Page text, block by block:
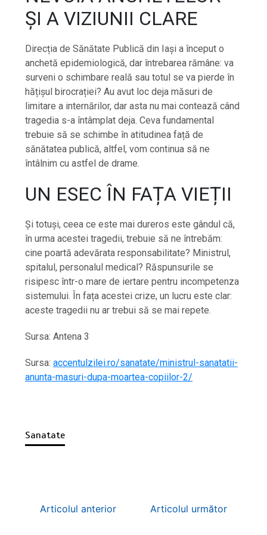
ȘI A VIZIUNII CLARE
Direcția de Sănătate Publică din Iași a început o
anchetă epidemiologică, dar întrebarea rămâne: va
surveni o schimbare reală sau totul se va pierde în
hățișul birocrației? Au avut loc deja măsuri de
limitare a internărilor, dar asta nu mai contează când
tragedia s-a întâmplat deja. Ceva fundamental
trebuie să se schimbe în atitudinea față de
sănătatea publică, altfel, vom continua să ne
întâlnim cu astfel de drame.
UN ESEC ÎN FAȚA VIEȚII
Și totuși, ceea ce este mai dureros este gândul că,
în urma acestei tragedii, trebuie să ne întrebăm:
cine poartă adevărata responsabilitate? Ministrul,
spitalul, personalul medical? Răspunsurile se
risipesc într-o mare de iertare pentru incompetenza
sistemului. În fața acestei crize, un lucru este clar:
aceste tragedii nu ar trebui să se mai repete.
Sursa: Antena 3
Sursa:accentulzilei.ro/sanatate/ministrul-sanatatii-
anunta-masuri-dupa-moartea-copiilor-2/
Sanatate
Articolul anterior Articolul următor